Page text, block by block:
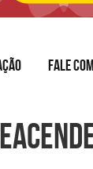
FALE